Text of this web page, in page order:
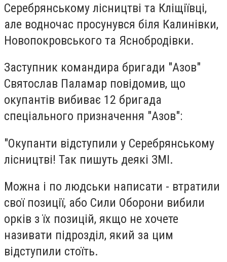
Серебрянському лісництві та Кліщіївці,
але водночас просунувся біля Калинівки,
Новопокровського та Яснобродівки.
Заступник командира бригади "Азов"
Святослав Паламар повідомив, що
окупантів вибиває 12 бригада
спеціального призначення "Азов":
"Окупанти відступили у Серебрянському
лісництві! Так пишуть деякі ЗМІ.
Можна і по людськи написати - втратили
свої позиції, або Сили Оборони вибили
орків з їх позицій, якщо не хочете
називати підрозділ, який за цим
відступили стоїть.